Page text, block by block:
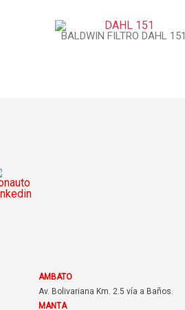
BALDWIN FILTRO DAHL 151
AMBATO
Av. Bolivariana Km. 2.5 vía a Baños.
MANTA